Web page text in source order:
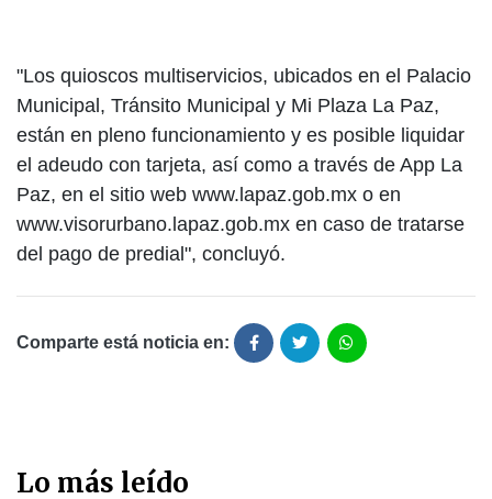
"Los quioscos multiservicios, ubicados en el Palacio
Municipal, Tránsito Municipal y Mi Plaza La Paz,
están en pleno funcionamiento y es posible liquidar
el adeudo con tarjeta, así como a través de App La
Paz, en el sitio web www.lapaz.gob.mx o en
www.visorurbano.lapaz.gob.mx en caso de tratarse
del pago de predial", concluyó.
Comparte está noticia en:
Lo más leído